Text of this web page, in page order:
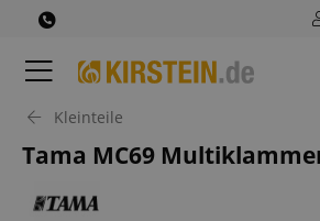
Kleinteile
Tama MC69